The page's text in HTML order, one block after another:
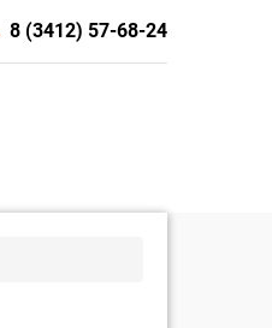
8 (3412) 57-68-24